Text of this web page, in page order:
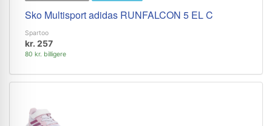
Sko Multisport adidas RUNFALCON 5 EL C
Spartoo
kr. 257
80 kr. billigere